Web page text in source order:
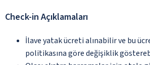
Check-in Açıklamaları
İlave yatak ücreti alınabilir ve bu
politikasına göre değişiklik